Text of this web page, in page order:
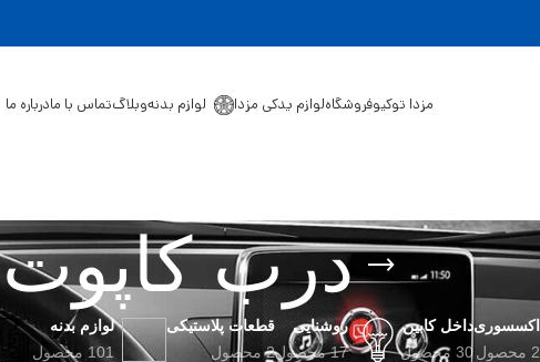
مزدا توکیوفروشگاهلوازم یدکی مزدا لوازم بدنهوبلاگتماس با مادرباره ما
درب کاپوت
اکسسوری
2 محصول
داخل کابین
30 محصول
روشنایی
17 محصول
قطعات پلاستیکی
2 محصول
لوازم بدنه
101 محصول